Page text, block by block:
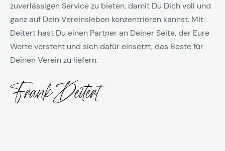
zuverlässigen Service zu bieten, damit Du Dich voll und
ganz auf Dein Vereinsleben konzentrieren kannst. Mit
Deitert hast Du einen Partner an Deiner Seite, der Eure
Werte versteht und sich dafür einsetzt, das Beste für
Deinen Verein zu liefern.